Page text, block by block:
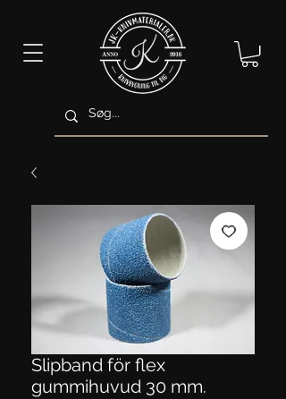
Slipband för flex
gummihuvud 30 mm.